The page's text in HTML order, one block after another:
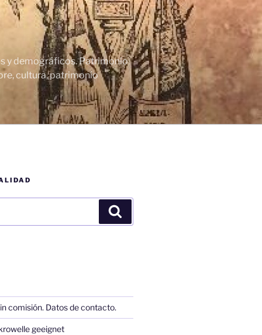
y demográficos. Patrimonio
cultura, patrimonio
comisión. Datos de contacto.
geeignet